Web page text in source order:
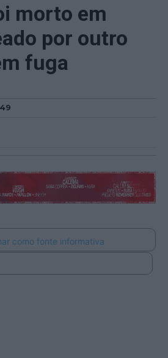
morto em
por outro
fuga
como fonte informativa